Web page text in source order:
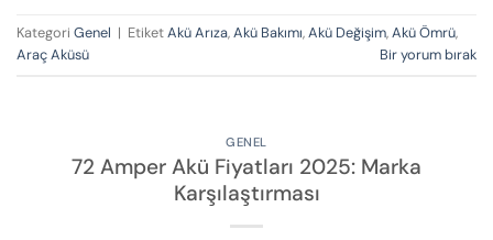
Kategori Genel | EtiketAkü Arıza,Akü Bakımı,Akü Değişim,Akü Ömrü,
Araç Aküsü
Bir yorum bırak
GENEL
72 Amper Akü Fiyatları 2025: Marka
Karşılaştırması